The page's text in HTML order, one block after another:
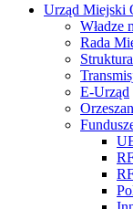
Urząd Miejski
Władze
Rada
E-Urząd